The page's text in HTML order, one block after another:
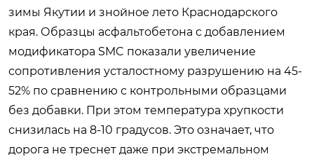
зимы Якутии и знойное лето Краснодарского
края. Образцы асфальтобетона с добавлением
модификатора SMC показали увеличение
сопротивления усталостному разрушению на 45-
52% по сравнению с контрольными образцами
без добавки. При этом температура хрупкости
снизилась на 8-10 градусов. Это означает, что
дорога не треснет даже при экстремальном